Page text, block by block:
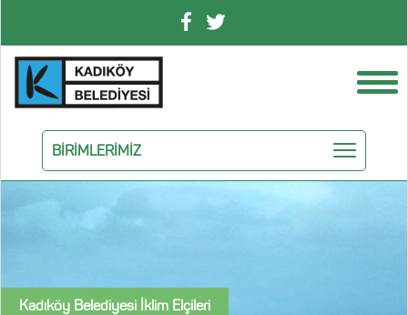
BİRİMLERİMİZ
Kadıköy Belediyesi İklim Elçileri